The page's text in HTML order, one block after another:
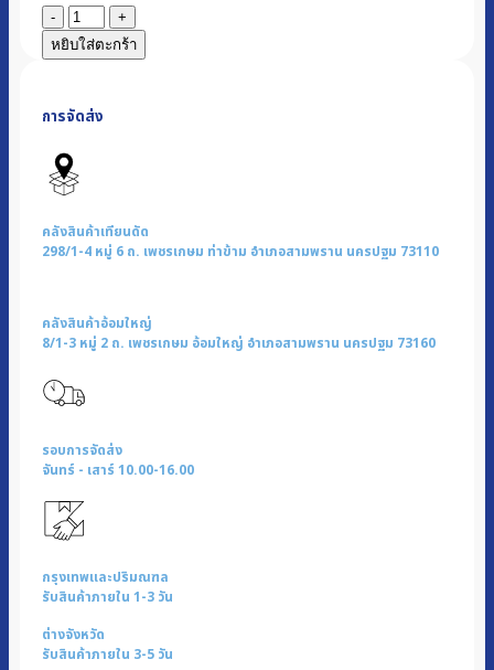
จำนวน
หม้อ
ทอด
น้ำมัน
2.5
ลิตร
|
รุ่น
KW-
หยิบใส่ตะกร้า
การจัดส่ง
คลังสินค้าเทียนดัด
298/1-4 หมู่ 6 ถ. เพชรเกษม ท่าข้าม อำเภอสามพราน นครปฐม 73110
คลังสินค้าอ้อมใหญ่
8/1-3 หมู่ 2 ถ. เพชรเกษม อ้อมใหญ่ อำเภอสามพราน นครปฐม 73160
รอบการจัดส่ง
จันทร์ - เสาร์ 10.00-16.00
กรุงเทพและปริมณฑล
รับสินค้าภายใน 1-3 วัน
ต่างจังหวัด
รับสินค้าภายใน 3-5 วัน